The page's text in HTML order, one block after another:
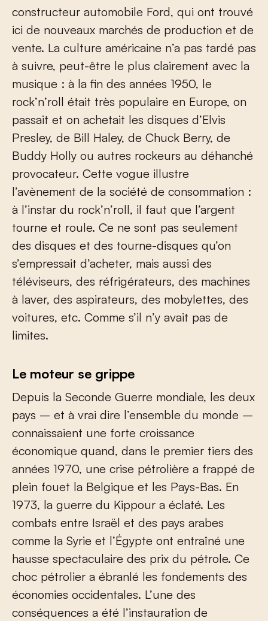
constructeur automobile Ford, qui ont trouvé
ici de nouveaux marchés de production et de
vente. La culture américaine n’a pas tardé pas
à suivre, peut-être le plus clairement avec la
musique : à la fin des années 1950, le
rock’n’roll était très populaire en Europe, on
passait et on achetait les disques d’Elvis
Presley, de Bill Haley, de Chuck Berry, de
Buddy Holly ou autres rockeurs au déhanché
provocateur. Cette vogue illustre
l’avènement de la société de consommation :
à l’instar du rock’n’roll, il faut que l’argent
tourne et roule. Ce ne sont pas seulement
des disques et des tourne-disques qu’on
s’empressait d’acheter, mais aussi des
téléviseurs, des réfrigérateurs, des machines
à laver, des aspirateurs, des mobylettes, des
voitures, etc. Comme s’il n’y avait pas de
limites.
Le moteur se grippe
Depuis la Seconde Guerre mondiale, les deux
pays – et à vrai dire l’ensemble du monde –
connaissaient une forte croissance
économique quand, dans le premier tiers des
années 1970, une crise pétrolière a frappé de
plein fouet la Belgique et les Pays-Bas. En
1973, la guerre du Kippour a éclaté. Les
combats entre Israël et des pays arabes
comme la Syrie et l’Égypte ont entraîné une
hausse spectaculaire des prix du pétrole. Ce
choc pétrolier a ébranlé les fondements des
économies occidentales. L’une des
conséquences a été l’instauration de